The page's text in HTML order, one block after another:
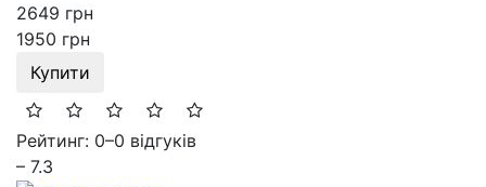
2649 грн
1950 грн
Купити
Рейтинг: 0–0 відгуків
– 7.3